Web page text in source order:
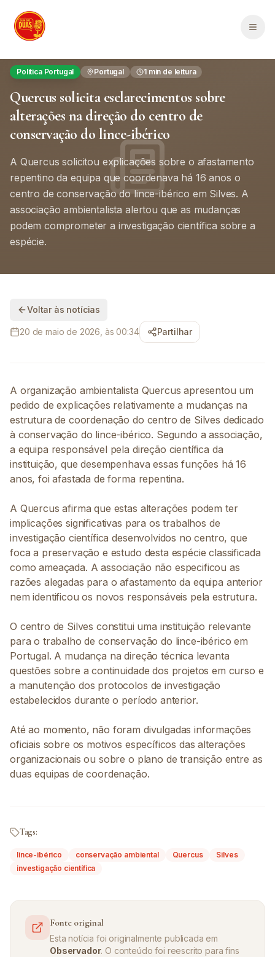
Política Portugal Portugal 1min de leitura
Quercus solicita esclarecimentos sobre
alterações na direção do centro de
conservação do lince-ibérico
A Quercus solicitou explicações sobre o afastamento
repentino da equipa que coordenava há 16 anos o
centro de conservação do lince-ibérico em Silves. A
associação ambientalista alertou que as mudanças
podem comprometer a investigação científica sobre a
espécie.
Voltar às notícias
20 de maio de 2026, às 00:34 Partilhar
A organização ambientalista Quercus apresentou um
pedido de explicações relativamente a mudanças na
estrutura de coordenação do centro de Silves dedicado
à conservação do lince-ibérico. Segundo a associação,
a equipa responsável pela direção científica da
instituição, que desempenhava essas funções há 16
anos, foi afastada de forma repentina.
A Quercus afirma que estas alterações podem ter
implicações significativas para os trabalhos de
investigação científica desenvolvidos no centro, que
foca a preservação e estudo desta espécie classificada
como ameaçada. A associação não especificou as
razões alegadas para o afastamento da equipa anterior
nem identificou os novos responsáveis pela estrutura.
O centro de Silves constitui uma instituição relevante
para o trabalho de conservação do lince-ibérico em
Portugal. A mudança na direção técnica levanta
questões sobre a continuidade dos projetos em curso e
a manutenção dos protocolos de investigação
estabelecidos durante o período anterior.
Até ao momento, não foram divulgadas informações
oficiais sobre os motivos específicos das alterações
organizacionais ou sobre o plano de transição entre as
duas equipas de coordenação.
Tags:
lince-ibérico conservação ambiental Quercus
Silves
investigação científica
Fonte original
Esta notícia foi originalmente publicada em
Observador. O conteúdo foi reescrito para fins